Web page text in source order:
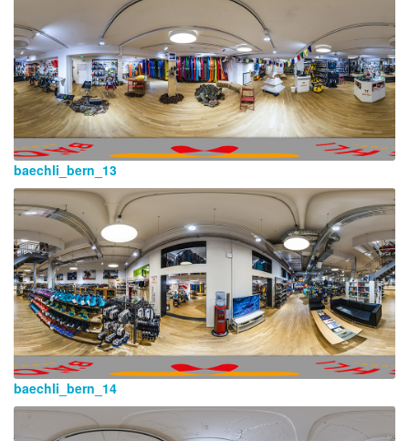
baechli_bern_13
baechli_bern_14